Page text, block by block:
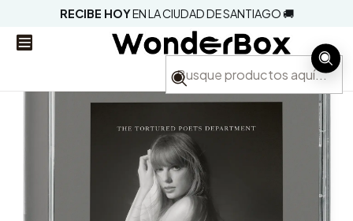
RECIBE HOYEN LA CIUDAD DE SANTIAGO 🚚